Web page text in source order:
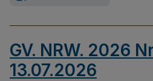
GV. NRW. 2026
13.07.2026